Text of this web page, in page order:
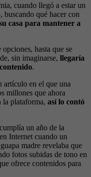
cuando llegó a estar un
buscando qué hacer con
casa para mantener a
hasta que se
sin imaginarse, llegaría
.
artículo en el que una
millones que ahora
la plataforma, así lo contó
un año de la
Internet cuando un
madre revelaba que
fotos subidas de tono en
ofrece contenidos para